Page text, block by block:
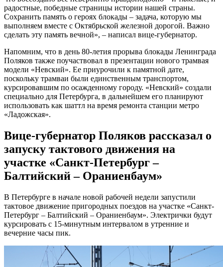
радостные, победные страницы истории нашей страны.
Сохранить память о героях блокады – задача, которую мы
выполняем вместе с Октябрьской железной дорогой. Важно
сделать эту память вечной», – написал вице-губернатор.
Напомним, что в день 80-летия прорыва блокады Ленинграда
Поляков также поучаствовал в презентации нового трамвая
модели «Невский». Ее приурочили к памятной дате,
поскольку трамваи были единственным транспортом,
курсировавшим по осажденному городу. «Невский» создали
специально для Петербурга, в дальнейшем его планируют
использовать как шаттл на время ремонта станции метро
«Ладожская».
Вице-губернатор Поляков рассказал о
запуску тактового движения на
участке «Санкт-Петербург –
Балтийский – Ораниенбаум»
В Петербурге в начале новой рабочей недели запустили
тактовое движение пригородных поездов на участке «Санкт-
Петербург – Балтийский – Ораниенбаум». Электрички будут
курсировать с 15-минутным интервалом в утренние и
вечерние часы пик.